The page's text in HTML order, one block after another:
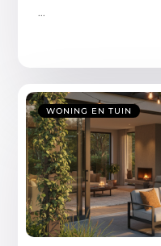
WONING EN TUIN